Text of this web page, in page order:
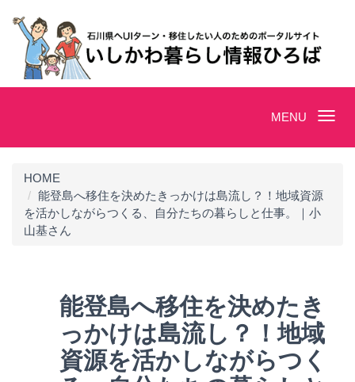
Toggle
MENU
HOME
能登島へ移住を決めたきっかけは島流し？！地域資源
を活かしながらつくる、自分たちの暮らしと仕事。｜小
山基さん
能登島へ移住を決めたき
っかけは島流し？！地域
資源を活かしながらつく